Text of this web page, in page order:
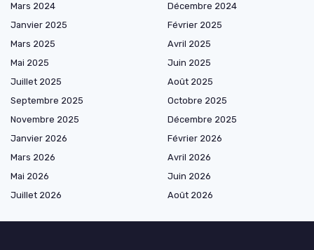
Mars 2024
Décembre 2024
Janvier 2025
Février 2025
Mars 2025
Avril 2025
Mai 2025
Juin 2025
Juillet 2025
Août 2025
Septembre 2025
Octobre 2025
Novembre 2025
Décembre 2025
Janvier 2026
Février 2026
Mars 2026
Avril 2026
Mai 2026
Juin 2026
Juillet 2026
Août 2026